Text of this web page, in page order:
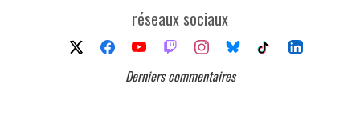
réseaux sociaux
Derniers commentaires